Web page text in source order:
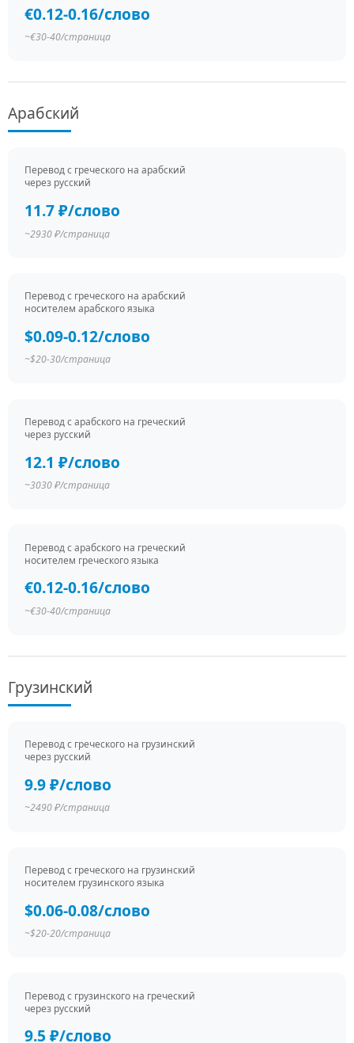
€0.12-0.16/слово
~€30-40/страница
Арабский
Перевод c греческого на арабский
через русский
11.7 ₽/слово
~2930 ₽/страница
Перевод c греческого на арабский
носителем арабского языка
$0.09-0.12/слово
~$20-30/страница
Перевод c арабского на греческий
через русский
12.1 ₽/слово
~3030 ₽/страница
Перевод c арабского на греческий
носителем греческого языка
€0.12-0.16/слово
~€30-40/страница
Грузинский
Перевод c греческого на грузинский
через русский
9.9 ₽/слово
~2490 ₽/страница
Перевод c греческого на грузинский
носителем грузинского языка
$0.06-0.08/слово
~$20-20/страница
Перевод c грузинского на греческий
через русский
9.5 ₽/слово